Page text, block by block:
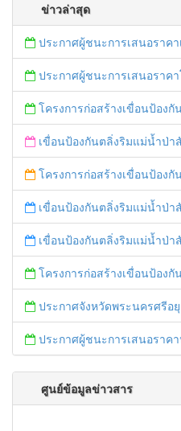
ข่าวล่าสุด
ประกาศผู้ชนะการเสนอราคาเขื่อนป้องกันตลิ่งริมแม่น้ำป่าสัก บริเวณหมู่ที่ 12 ตำบลกะมัง อำเภอพระนครศรีอยุธยา จังหวัดพระนค
ประกาศผู้ชนะการเสนอราคาโครงการก่อสร้างเขื่อนป้องกันตลิ่งริมแม่น้ำลพบุรี หมู่ที่ 4 ตำบลบ้านใหม่ อำเภอบ่้านแพรก จังหวัดพระน
โครงการก่อสร้างเขื่อนป้องกันตลิ่งริมแม่น้ำลพบุรี หมู่ที่ 4 ตำบลบ้านใหม่ อำเภอบ่้านแพรก จังหวัดพระนครศรีอยุธยา
เขื่อนป้องกันตลิ่งริมแม่น้ำป่าสัก บริเวณหมู่ที่ 12 ตำบลกะมัง อำเภอพระนครศรีอยุธยา จังหวัดพระนครศรีอยุธยา ควา
โครงการก่อสร้างเขื่อนป้องกันตลิ่งริมแม่น้ำลพบุรี หมู่ที่ 4 ตำบลบ้านใหม่ อำเภอบ่้านแพรก จังหวัดพระนครศรีอยุธยา
เขื่อนป้องกันตลิ่งริมแม่น้ำป่าสัก บริเวณหมู่ที่ 12 ตำบลกะมัง อำเภอพระนครศรีอยุธยา จังหวัดพระนครศรีอยุธยา ควา
เขื่อนป้องกันตลิ่งริมแม่น้ำป่าสัก บริเวณหมู่ที่ 12 ตำบลกะมัง อำเภอพระนครศรีอยุธยา จั
โครงการก่อสร้างเขื่อนป้องกันตลิ่งริมแม่น้ำลพบุรี หมู่ที่ 4 ตำบลบ้านใหม่ อำเภอบ่้านแพ
ประกาศจังหวัดพระนครศรีอยุธยา เรื่อง การจำหน่ายพัสดุชำรุด ของสำนักงานที่ดิน
ประกาศผู้ชนะการเสนอราคาประกวดราคาซื้อครุภัณฑ์สำรวจอากาศยานไร้คนขับพร้อมโปรแกรมประมวลผลเพื่อจัดทำแ
ศูนย์ข้อมูลข่าวสาร